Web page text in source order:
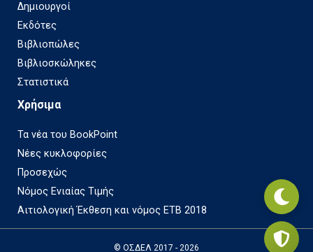
Δημιουργοί
Εκδότες
Βιβλιοπώλες
Βιβλιοσκώληκες
Στατιστικά
Χρήσιμα
Τα νέα του BookPoint
Νέες κυκλοφορίες
Προσεχώς
Νόμος Ενιαίας Τιμής
Αιτιολογική Έκθεση και νόμος ΕΤΒ 2018
© ΟΣΔΕΛ 2017 - 2026